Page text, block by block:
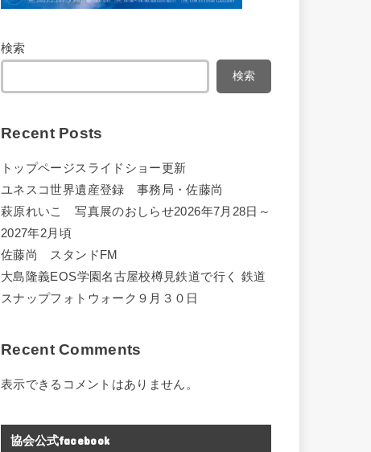
検索
検索
Recent Posts
トップページスライドショー更新
ユネスコ世界遺産登録 事務局・佐藤尚
萩原れいこ 写真展のおしらせ2026年7月28日～
2027年2月頃
佐藤尚 スタンドFM
大島隆義EOS学園名古屋校樽見鉄道で行く 鉄道
スナップフォトウォーク９月３０日
Recent Comments
表示できるコメントはありません。
協会公式facebook